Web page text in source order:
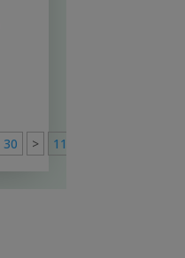
30 > 114